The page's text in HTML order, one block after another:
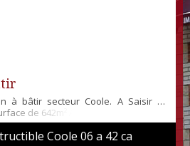
à bâtir secteur Coole. A Saisir !!!!
de 642m² A Visiter rapidement !!!
Coole 06 a 42 ca